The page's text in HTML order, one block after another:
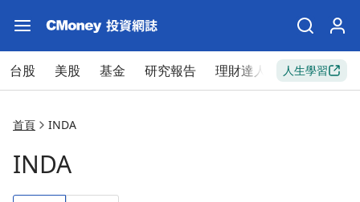
台股 美股 基金 研究報告 理財達人 新手入門
人生學習
首頁 INDA
INDA